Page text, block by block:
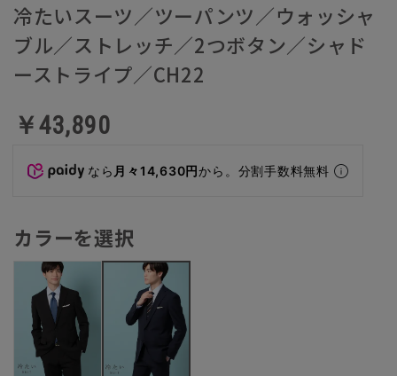
冷たいスーツ／ツーパンツ／ウォッシャ
ブル／ストレッチ／2つボタン／シャド
ーストライプ／CH22
￥43,890
なら 月々14,630円から。分割手数料無料
カラーを選択